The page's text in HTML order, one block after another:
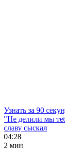
Узнать за 90
"Не делили мы
славу сыскал
04:28
2 мин